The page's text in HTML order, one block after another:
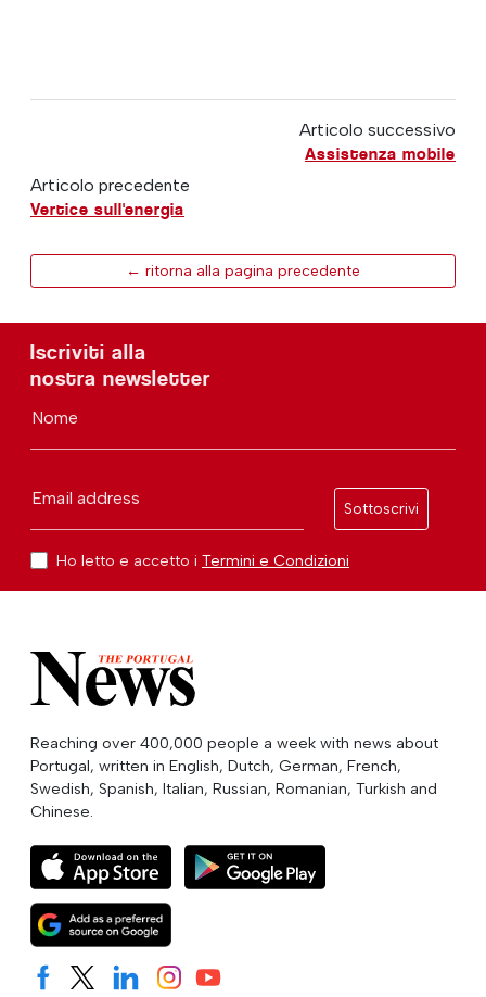
Articolo successivo
Assistenza mobile
Articolo precedente
Vertice sull'energia
← ritorna alla pagina precedente
Iscriviti alla
nostra newsletter
Nome
Email address
Sottoscrivi
Ho letto e accetto i Termini e Condizioni
Reaching over 400,000 people a week with news about
Portugal, written in English, Dutch, German, French,
Swedish, Spanish, Italian, Russian, Romanian, Turkish and
Chinese.